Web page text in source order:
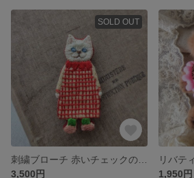
SOLD OUT
3,500円
1,950円